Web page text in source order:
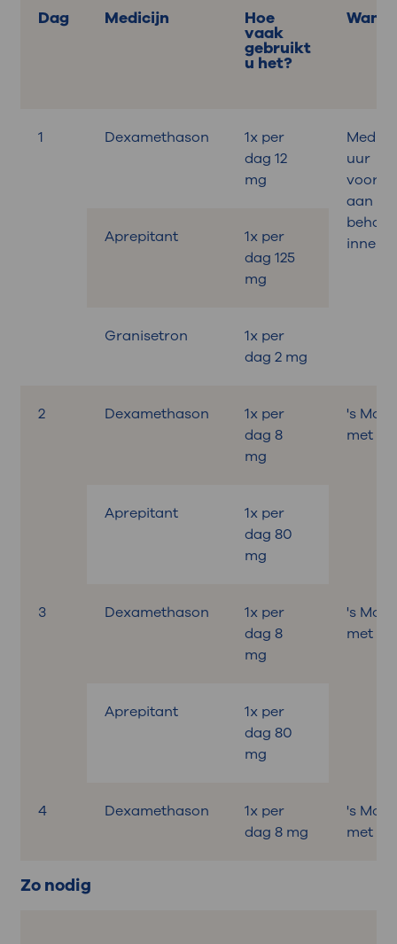
Dag Medicijn Hoe
vaak
gebruikt
u het?
1 Dexamethason
1x per
dag 12
mg
uur
aan de
Aprepitant
1x per
dag 125
mg
Granisetron
1x per
dag 2 mg
2 Dexamethason
1x per
dag 8
mg
's
met
Aprepitant
1x per
dag 80
mg
3 Dexamethason
1x per
dag 8
mg
's
met
Aprepitant
1x per
dag 80
mg
4 Dexamethason
1x per
dag 8 mg
's
met
Zo nodig